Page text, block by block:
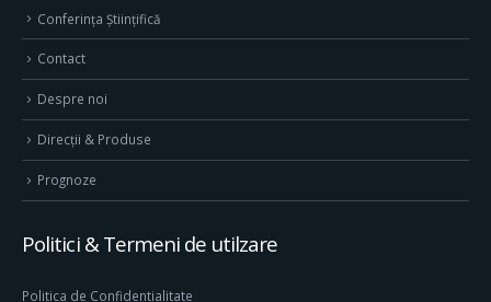
Conferința Științifică
Contact
Despre noi
Direcţii & Produse
Prognoze
Politici & Termeni de utilzare
Politica de Confidentialitate